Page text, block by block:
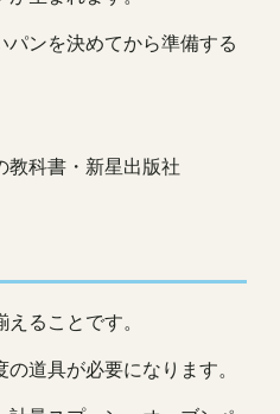
ンを決めてから準備する
教科書・新星出版社
ることです。
道具が必要になります。